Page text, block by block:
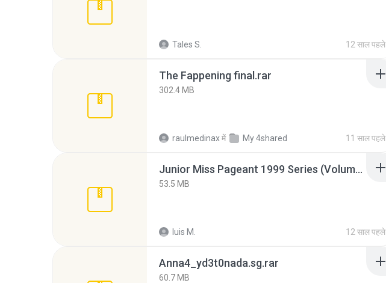
Tales S. 12 साल पहले
The Fappening final.rar
302.4 MB
raulmedinaxमें My 4shared 11 साल पहले
Junior Miss Pageant 1999 Series (Volume I Part I NC 6).7z
53.5 MB
luis M. 12 साल पहले
Anna4_yd3t0nada.sg.rar
60.7 MB